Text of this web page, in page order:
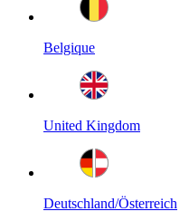
Belgique
United Kingdom
Deutschland/Österreich